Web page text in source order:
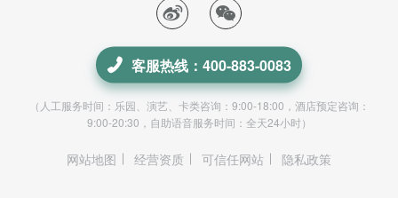
客服热线：400-883-0083
（人工服务时间：乐园、演艺、卡类咨询：9:00-18:00，酒店预定咨询：
9:00-20:30，自助语音服务时间：全天24小时）
网站地图 经营资质 可信任网站 隐私政策